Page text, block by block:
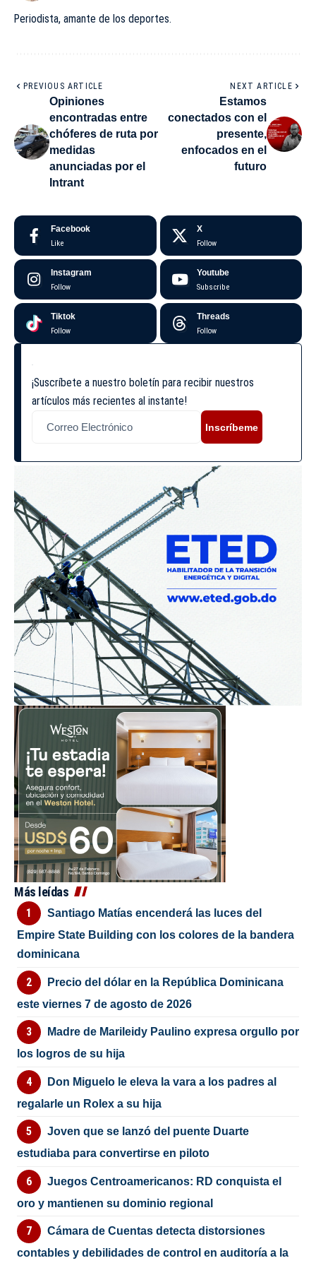
Periodista, amante de los deportes.
PREVIOUS ARTICLE
Opiniones
encontradas entre
chóferes de ruta por
medidas
anunciadas por el
Intrant
NEXT ARTICLE
Estamos
conectados con el
presente,
enfocados en el
futuro
Facebook
Like
X
Follow
Instagram
Follow
Youtube
Subscribe
Tiktok
Follow
Threads
Follow
¡Suscríbete a nuestro boletín para recibir nuestros
artículos más recientes al instante!
Inscríbeme
Más leídas
Santiago Matías encenderá las luces del
Empire State Building con los colores de la bandera
dominicana
Precio del dólar en la República Dominicana
este viernes 7 de agosto de 2026
Madre de Marileidy Paulino expresa orgullo por
los logros de su hija
Don Miguelo le eleva la vara a los padres al
regalarle un Rolex a su hija
Joven que se lanzó del puente Duarte
estudiaba para convertirse en piloto
Juegos Centroamericanos: RD conquista el
oro y mantienen su dominio regional
Cámara de Cuentas detecta distorsiones
contables y debilidades de control en auditoría a la